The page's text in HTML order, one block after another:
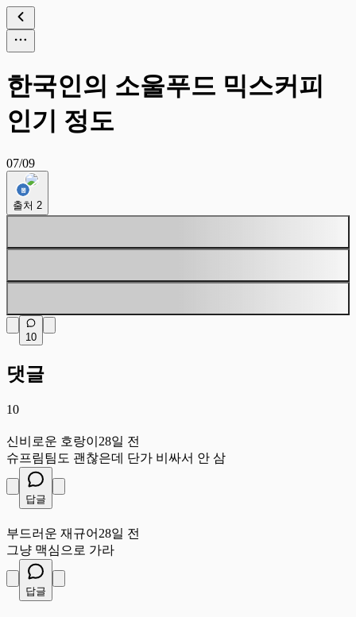
한국인의 소울푸드 믹스커피
인기 정도
07/09
출처 2
10
댓글
10
신비로운 호랑이 28일 전
슈프림팀도 괜찮은데 단가 비싸서 안 삼
답글
부드러운 재규어 28일 전
그냥 맥심으로 가라
답글